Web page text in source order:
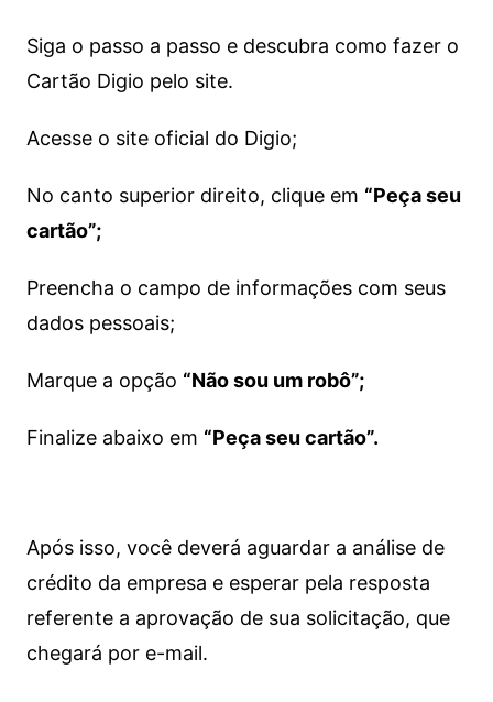
Siga o passo a passo e descubra como fazer o
Cartão Digio pelo site.
Acesse o site oficial do Digio;
No canto superior direito, clique em “Peça seu
cartão”;
Preencha o campo de informações com seus
dados pessoais;
Marque a opção “Não sou um robô”;
Finalize abaixo em “Peça seu cartão”.
Após isso, você deverá aguardar a análise de
crédito da empresa e esperar pela resposta
referente a aprovação de sua solicitação, que
chegará por e-mail.